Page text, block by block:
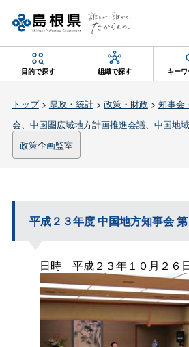
目的で探す 組織で探す キー
トップ> 県政・統計> 政策・財政 > 知事会
会、中国圏広域地方計画推進会議、中国地
政策企画監室
平成２３年度 中国地方知事会
日時 平成２３年１０月２６